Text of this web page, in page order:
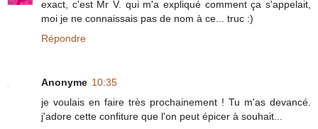
exact, c'est Mr V. qui m'a expliqué comment ça s'appelait,
moi je ne connaissais pas de nom à ce... truc :)
Répondre
Anonyme 10:35
je voulais en faire très prochainement ! Tu m'as devancé.
j'adore cette confiture que l'on peut épicer à souhait...